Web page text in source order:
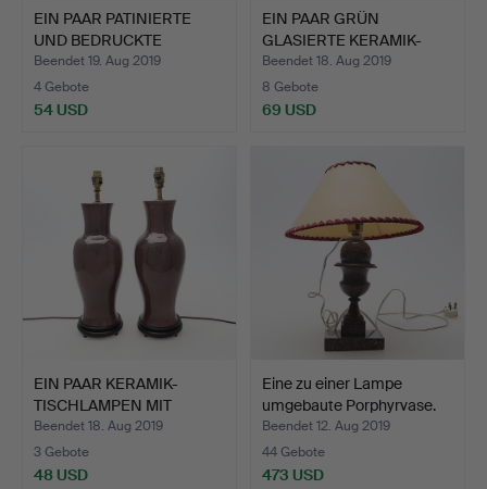
EIN PAAR PATINIERTE
UND BEDRUCKTE
TISCHLAM…
Beendet 19. Aug 2019
4 Gebote
54 USD
EIN PAAR GRÜN
GLASIERTE KERAMIK-
TISCHLAMPE…
Beendet 18. Aug 2019
8 Gebote
69 USD
EIN PAAR KERAMIK-
TISCHLAMPEN MIT
MELIERTER…
Beendet 18. Aug 2019
3 Gebote
48 USD
Eine zu einer Lampe
umgebaute Porphyrvase.
Beendet 12. Aug 2019
44 Gebote
473 USD